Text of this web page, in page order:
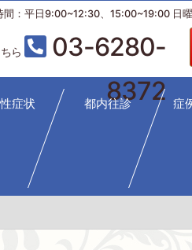
間：平日9:00~12:30、15:00~19:00 日
ら
03-6280-
8372
症状 都内往診 症